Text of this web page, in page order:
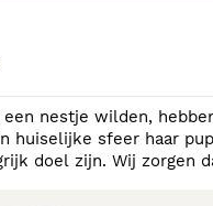
nestje wilden,
huiselijke sfeer haar
doel zijn. Wij zorgen